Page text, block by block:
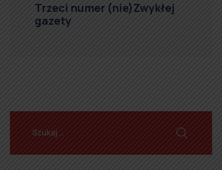
Trzeci numer (nie)Zwykłej
gazety